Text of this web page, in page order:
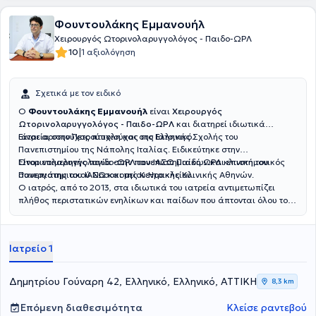
Φουντουλάκης Εμμανουήλ
Χειρουργός Ωτορινολαρυγγολόγος - Παιδο-ΩΡΛ
10|1 αξιολόγηση
Σχετικά με τον ειδικό
Ο Φουντουλάκης Εμμανουήλ είναι Χειρουργός
Ωτορινολαρυγγολόγος - Παιδο-ΩΡΛ και διατηρεί ιδιωτικά
ιατρεία στην Πετρούπολη και στο Ελληνικό.
Είναι αριστούχος πτυχιούχος της Ιατρικής Σχολής του
Πανεπιστημίου της Νάπολης Ιταλίας. Ειδικεύτηκε στην
Ωτορινολαρυγγολογία στην πανεπιστημιακή ΩΡΛ κλινική του
Πανεπιστημιακού Νοσοκομείου Ηρακλείου.
Είναι επιμελητής παιδο-ΩΡΛ του ΙΑΣΩ Παίδων και επιστημονικός
συνεργάτης του ΙΑΣΩ και της Κεντρικής Κλινικής Αθηνών.
Ο ιατρός, από το 2013, στα ιδιωτικά του ιατρεία αντιμετωπίζει
πλήθος περιστατικών ενηλίκων και παίδων που άπτονται όλου του
Ιατρείο 1
Δημητρίου Γούναρη 42, Ελληνικό, Ελληνικό, ΑΤΤΙΚΗ 8,3 km
Επόμενη διαθεσιμότητα Κλείσε ραντεβού